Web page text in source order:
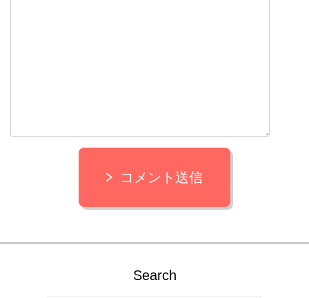
コメント送信
Search